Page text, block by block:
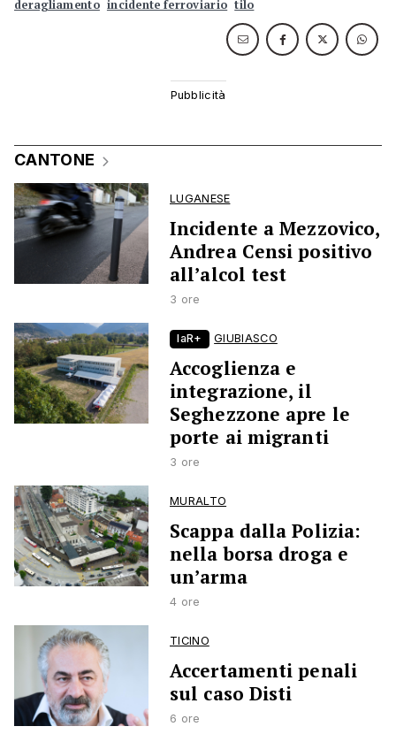
deragliamento incidente ferroviario tilo
CANTONE
LUGANESE
Incidente a Mezzovico,
Andrea Censi positivo
all’alcol test
3 ore
laR+ GIUBIASCO
Accoglienza e
integrazione, il
Seghezzone apre le
porte ai migranti
3 ore
MURALTO
Scappa dalla Polizia:
nella borsa droga e
un’arma
4 ore
TICINO
Accertamenti penali
sul caso Disti
6 ore